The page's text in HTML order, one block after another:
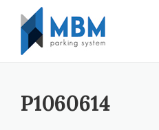
Skip to content
P1060614